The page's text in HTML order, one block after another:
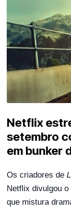
Netflix
setembro
em bunker
Os criadores de
Netflix divulgou
que mistura